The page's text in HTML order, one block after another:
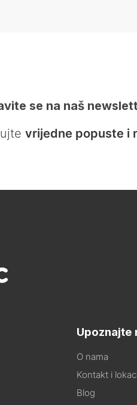
se na naš
vrijedne popuste i
Upoznajte
O nama
Kontakt i
Blog